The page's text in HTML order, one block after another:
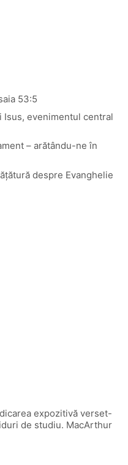
53:5
evenimentul central
– arătându-ne în
despre Evanghelie
expozitivă verset-
de studiu. MacArthur